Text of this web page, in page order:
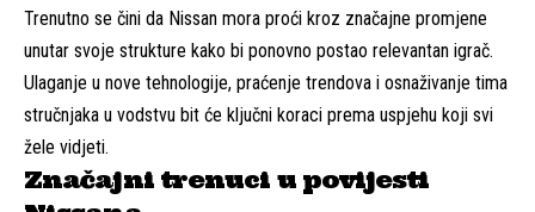
Trenutno se čini da Nissan mora proći kroz značajne promjene
unutar svoje strukture kako bi ponovno postao relevantan igrač.
Ulaganje u nove tehnologije, praćenje trendova i osnaživanje tima
stručnjaka u vodstvu bit će ključni koraci prema uspjehu koji svi
žele vidjeti.
Značajni trenuci u povijesti